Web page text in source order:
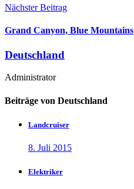
Nächster Beitrag
Grand Canyon, Blue Mountains
Deutschland
Administrator
Beiträge von Deutschland
Landcruiser
8. Juli 2015
Elektriker